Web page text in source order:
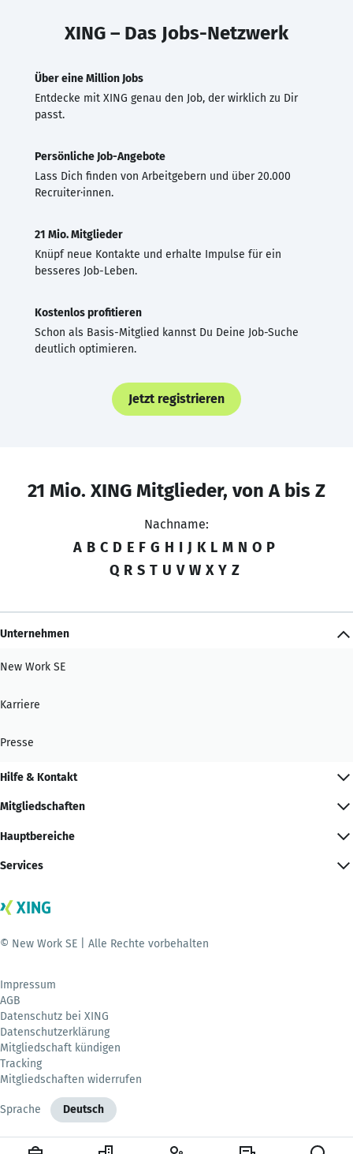
XING – Das Jobs-Netzwerk
Über eine Million Jobs
Entdecke mit XING genau den Job, der wirklich zu Dir
passt.
Persönliche Job-Angebote
Lass Dich finden von Arbeitgebern und über 20.000
Recruiter·innen.
21 Mio. Mitglieder
Knüpf neue Kontakte und erhalte Impulse für ein
besseres Job-Leben.
Kostenlos profitieren
Schon als Basis-Mitglied kannst Du Deine Job-Suche
deutlich optimieren.
Jetzt registrieren
21 Mio. XING Mitglieder, von A bis Z
Nachname:
A B C D E F G H I J K L M N O P
Q R S T U V W X Y Z
Unternehmen
New Work SE
Karriere
Presse
Hilfe & Kontakt
Mitgliedschaften
Hauptbereiche
Services
© New Work SE | Alle Rechte vorbehalten
Impressum
AGB
Datenschutz bei XING
Datenschutzerklärung
Mitgliedschaft kündigen
Tracking
Mitgliedschaften widerrufen
Sprache Deutsch